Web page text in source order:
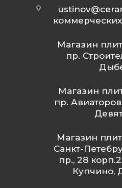
Магазин
пр.
Магазин
пр.
Магазин
Санкт-
пр., 28
Купчино,